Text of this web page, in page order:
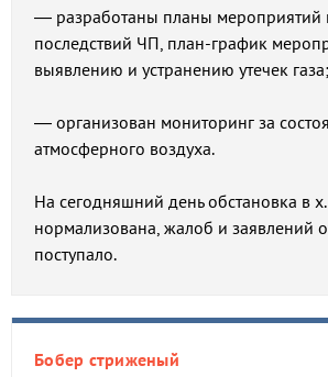
— разработаны планы мероприятий
последствий ЧП, план-график
выявлению и устранению утечек газа;
— организован мониторинг за
атмосферного воздуха.
На сегодняшний день обстановка в
нормализована, жалоб и заявлений
поступало.
Бобер стриженый